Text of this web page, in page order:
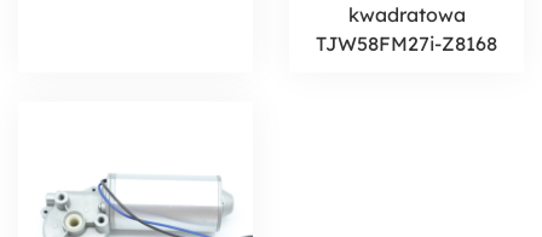
kwadratowa
TJW58FM27i-Z8168